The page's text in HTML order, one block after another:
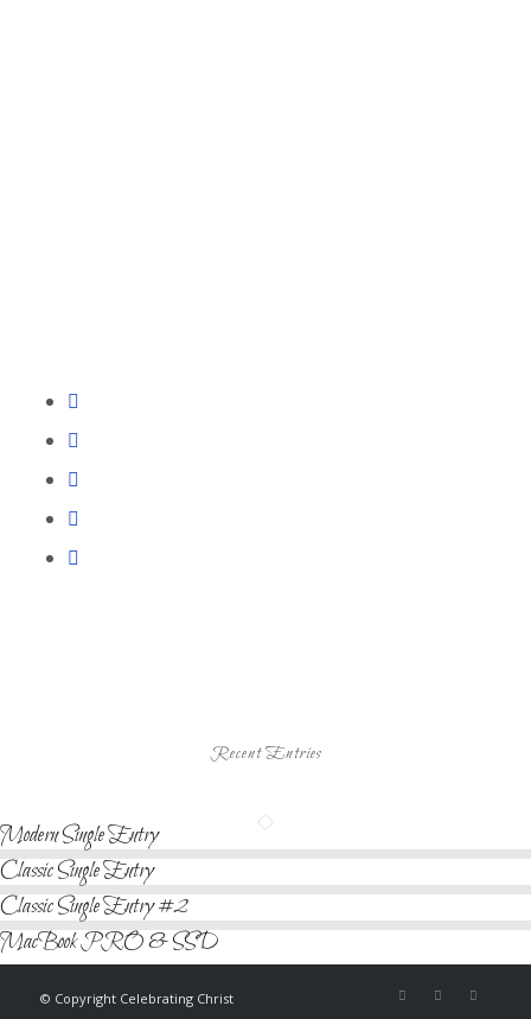
Recent Entries
Modern Single Entry
Classic Single Entry
Classic Single Entry #2
MacBook PRO & SSD
© Copyright Celebrating Christ